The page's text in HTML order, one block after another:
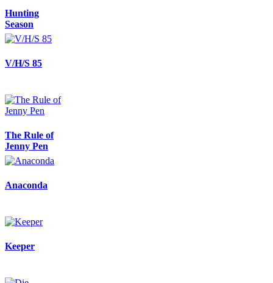
Hunting
Season
V/H/S 85
The Rule of
Jenny Pen
Anaconda
Keeper